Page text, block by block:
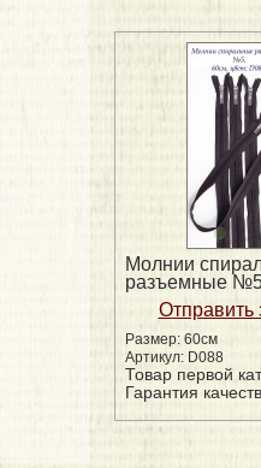
Молнии
разъемные
Размер: 60см
Артикул: D088
Товар первой
Гарантия